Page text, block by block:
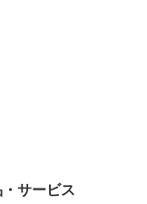
サービス